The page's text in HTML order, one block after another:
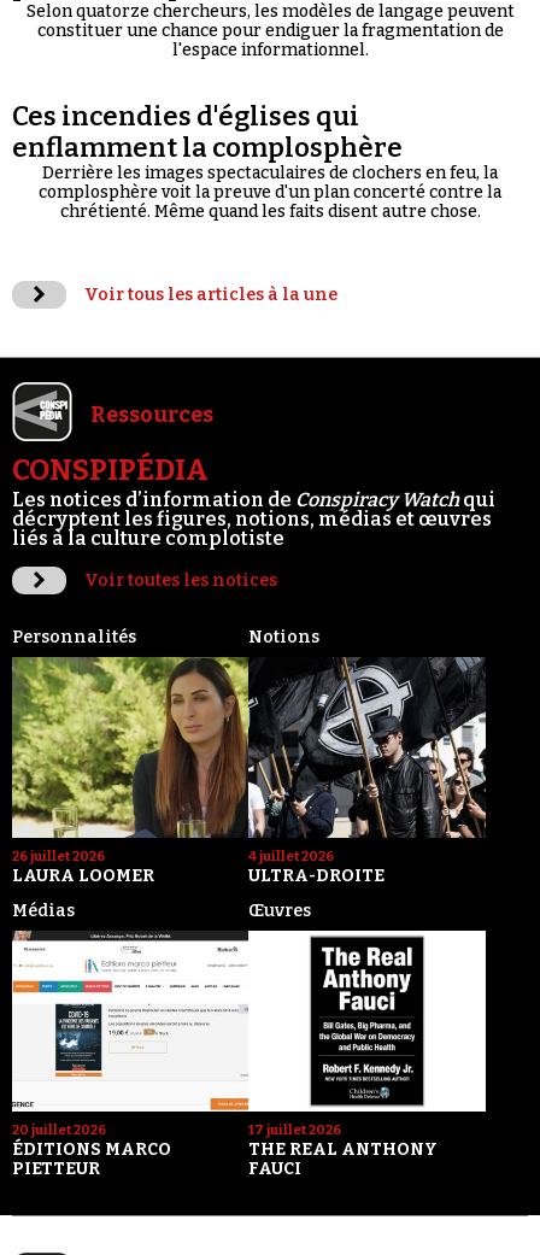
Selon quatorze chercheurs, les modèles de langage peuvent
constituer une chance pour endiguer la fragmentation de
l'espace informationnel.
Ces incendies d'églises qui
enflamment la complosphère
Derrière les images spectaculaires de clochers en feu, la
complosphère voit la preuve d'un plan concerté contre la
chrétienté. Même quand les faits disent autre chose.
Voir tous les articles à la une
Ressources
CONSPIPÉDIA
Les notices d’information de Conspiracy Watchqui
décryptent les figures, notions, médias et œuvres
liés à la culture complotiste
Voir toutes les notices
Personnalités
26 juillet 2026
LAURA LOOMER
Notions
4 juillet 2026
ULTRA-DROITE
Médias
20 juillet 2026
ÉDITIONS MARCO
PIETTEUR
Œuvres
17 juillet 2026
THE REAL ANTHONY
FAUCI